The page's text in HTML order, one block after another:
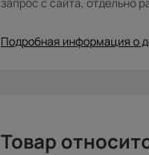
Подробная информация о
Товар